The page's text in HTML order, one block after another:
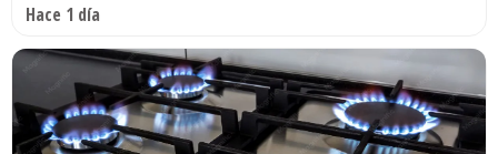
Hace 1 día